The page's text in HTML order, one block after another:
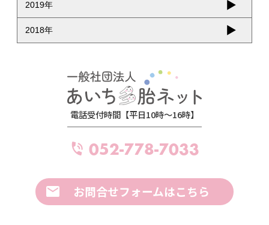
2019年
2018年
電話受付時間【平日10時～16時】
052-778-7033
お問合せフォームはこちら